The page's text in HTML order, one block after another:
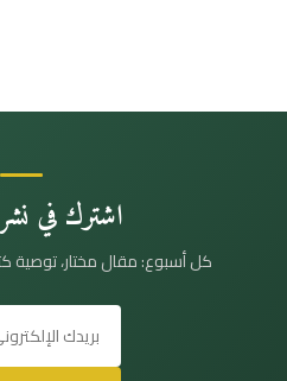
اشترك في
كل أسبوع: مقال مختار، توصية